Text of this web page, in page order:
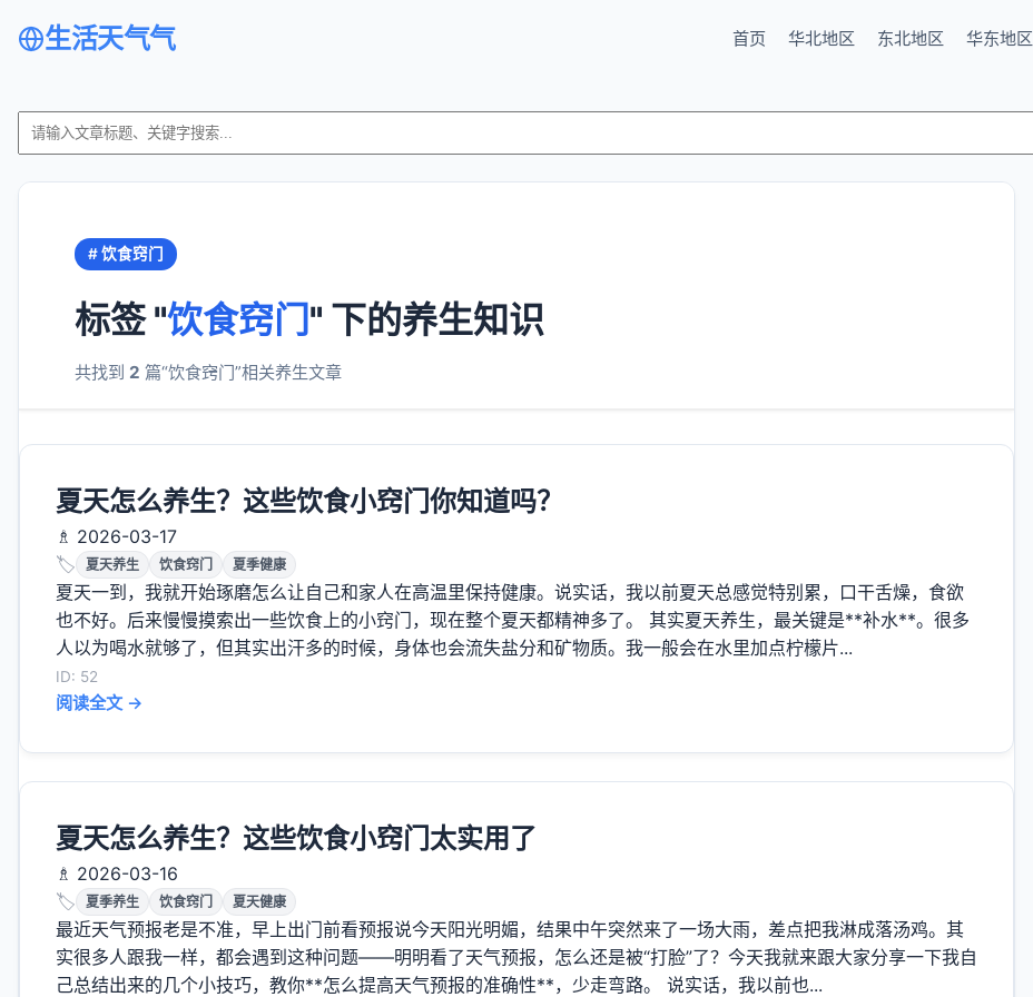
生活天气气 首页 华北地区 东北地区 华东地区
# 饮食窍门
标签 "饮食窍门" 下的养生知识
共找到 2 篇“饮食窍门”相关养生文章
夏天怎么养生？这些饮食小窍门你知道吗？
♗ 2026-03-17
🏷️
夏天养生 饮食窍门 夏季健康
夏天一到，我就开始琢磨怎么让自己和家人在高温里保持健康。说实话，我以前夏天总感觉特别累，口干舌燥，食欲
也不好。后来慢慢摸索出一些饮食上的小窍门，现在整个夏天都精神多了。 其实夏天养生，最关键是**补水**。很多
人以为喝水就够了，但其实出汗多的时候，身体也会流失盐分和矿物质。我一般会在水里加点柠檬片...
ID: 52
阅读全文 →
夏天怎么养生？这些饮食小窍门太实用了
♗ 2026-03-16
🏷️
夏季养生 饮食窍门 夏天健康
最近天气预报老是不准，早上出门前看预报说今天阳光明媚，结果中午突然来了一场大雨，差点把我淋成落汤鸡。其
实很多人跟我一样，都会遇到这种问题——明明看了天气预报，怎么还是被“打脸”了？今天我就来跟大家分享一下我自
己总结出来的几个小技巧，教你**怎么提高天气预报的准确性**，少走弯路。 说实话，我以前也...